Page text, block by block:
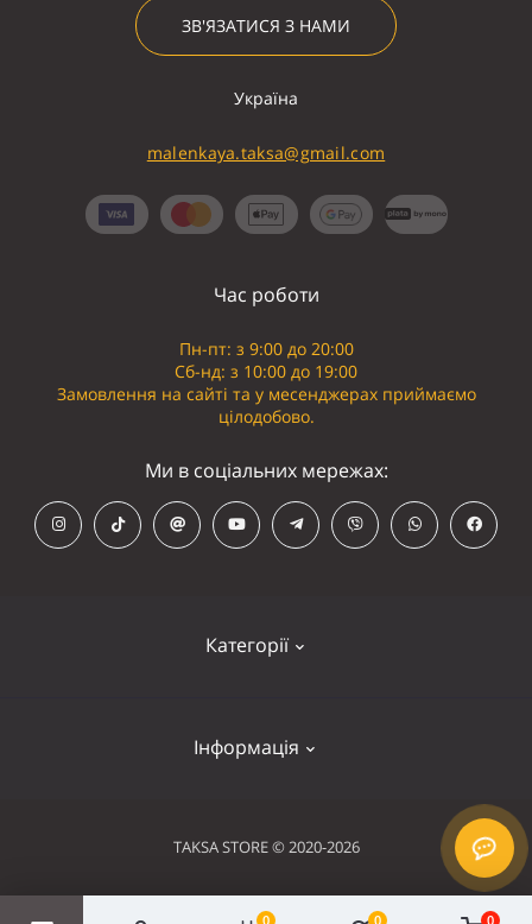
0 0 0
ЗВ'ЯЗАТИСЯ З НАМИ
Україна
malenkaya.taksa@gmail.com
Категорії
Інформація
Час роботи
Пн-пт: з 9:00 до 20:00
Сб-нд: з 10:00 до 19:00
Замовлення на сайті та у месенджерах приймаємо
цілодобово.
Ми в соціальних мережах:
TAKSA STORE © 2020-2026